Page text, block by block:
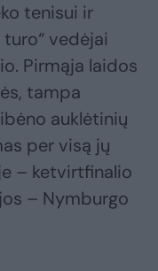
tenisui ir
vedėjai
Pirmąja laidos
tampa
auklėtinių
per visą jų
– ketvirtfinalio
– Nymburgo